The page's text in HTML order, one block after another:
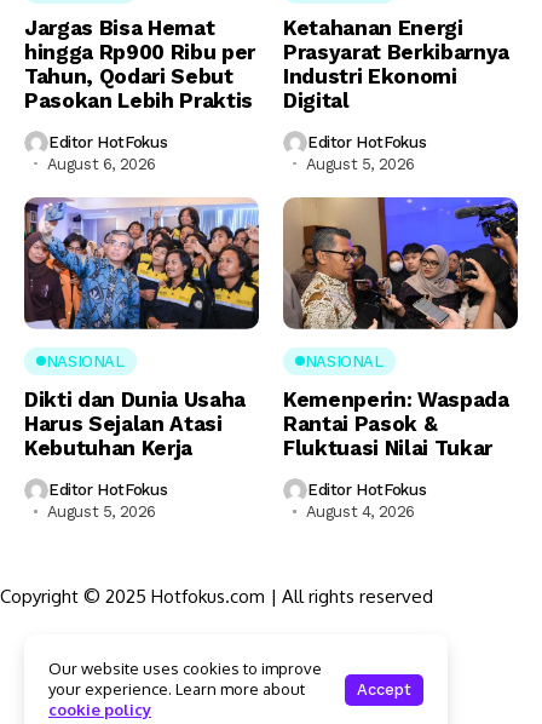
Jargas Bisa Hemat
hingga Rp900 Ribu per
Tahun, Qodari Sebut
Pasokan Lebih Praktis
Editor HotFokus
August 6, 2026
Ketahanan Energi
Prasyarat Berkibarnya
Industri Ekonomi
Digital
Editor HotFokus
August 5, 2026
NASIONAL
Dikti dan Dunia Usaha
Harus Sejalan Atasi
Kebutuhan Kerja
Editor HotFokus
August 5, 2026
NASIONAL
Kemenperin: Waspada
Rantai Pasok &
Fluktuasi Nilai Tukar
Editor HotFokus
August 4, 2026
Copyright © 2025 Hotfokus.com | All rights reserved
Struktur Organisasi
Kode Etik Jurnalistik
Our website uses cookies to improve
your experience. Learn more about
cookie policy
Accept